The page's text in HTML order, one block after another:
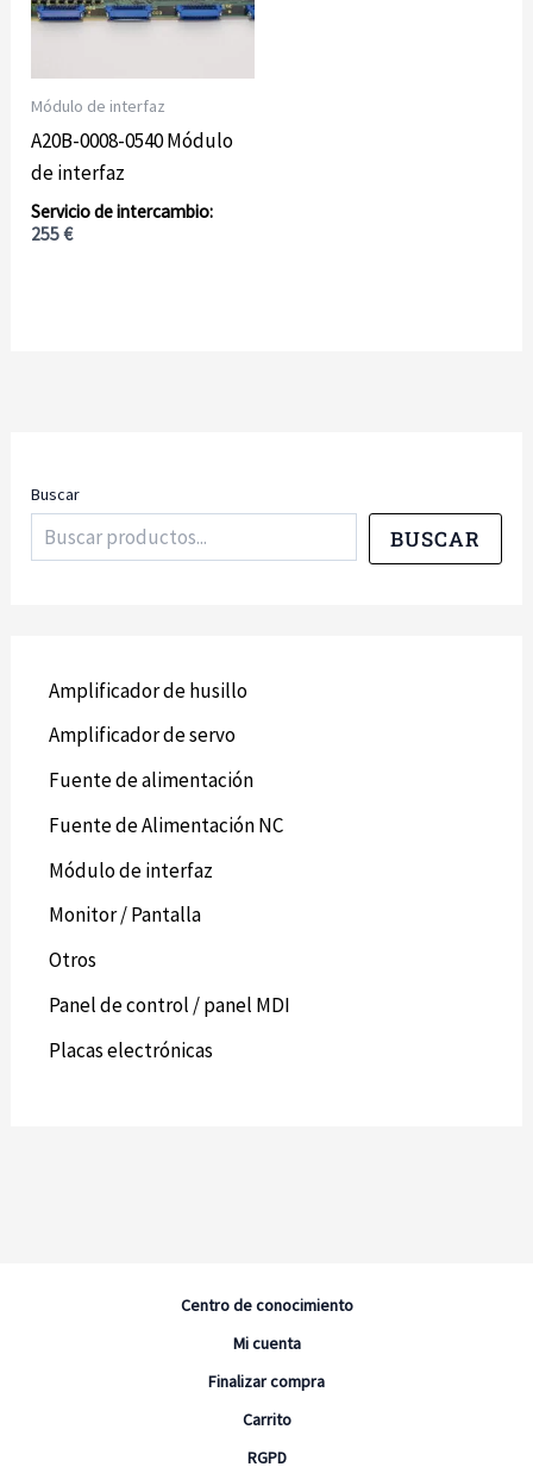
Buscar
BUSCAR
Amplificador de husillo
Amplificador de servo
Fuente de alimentación
Fuente de Alimentación NC
Módulo de interfaz
Monitor / Pantalla
Otros
Panel de control / panel MDI
Placas electrónicas
Módulo de interfaz
A20B-0008-0540 Módulo
de interfaz
255€
Centro de conocimiento
Mi cuenta
Finalizar compra
Carrito
RGPD